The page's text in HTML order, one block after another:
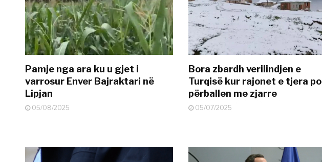
Pamje nga ara ku u gjet i
varrosur Enver Bajraktari në
Lipjan
05/08/2025
Bora zbardh verilindjen e
Turqisë kur rajonet e tjera po
përballen me zjarre
05/07/2025